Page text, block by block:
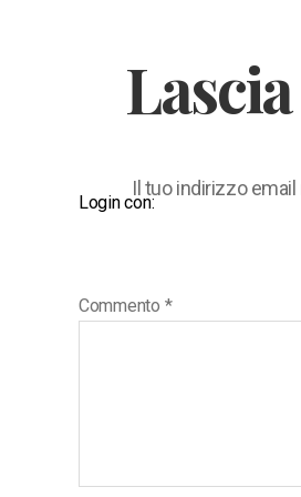
Login con:
Il tuo indirizzo
Commento *